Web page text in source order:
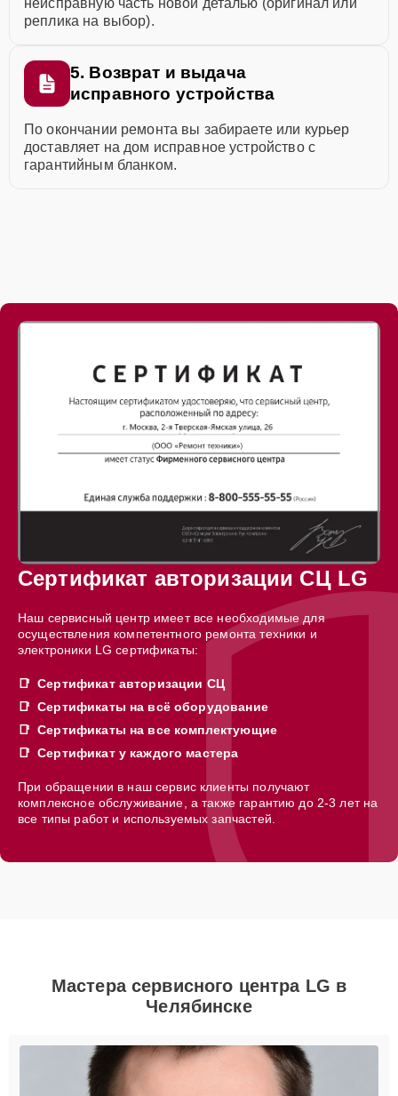
неисправную часть новой деталью (оригинал или
реплика на выбор).
5. Возврат и выдача
исправного устройства
По окончании ремонта вы забираете или курьер
доставляет на дом исправное устройство с
гарантийным бланком.
Сертификат авторизации СЦ LG
Наш сервисный центр имеет все необходимые для
осуществления компетентного ремонта техники и
электроники LG сертификаты:
Сертификат авторизации СЦ
Сертификаты на всё оборудование
Сертификаты на все комплектующие
Сертификат у каждого мастера
При обращении в наш сервис клиенты получают
комплексное обслуживание, а также гарантию до 2-3 лет на
все типы работ и используемых запчастей.
Мастера сервисного центра LG в
Челябинске